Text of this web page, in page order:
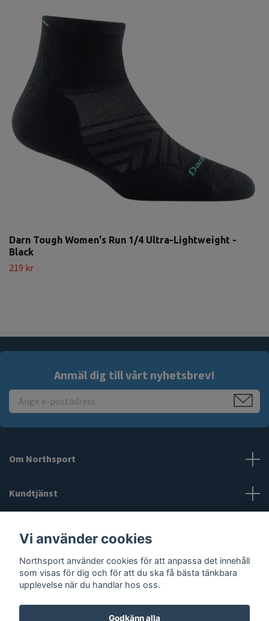
Darn Tough Women's Run 1/4 Ultra-Lightweight -
Black
219 kr
Anmäl dig till vårt nyhetsbrev!
Om Northsport
Kundtjänst
Sociala medier
Vi använder cookies
Northsport använder cookies för att anpassa det innehåll
som visas för dig och för att du ska få bästa tänkbara
upplevelse när du handlar hos oss.
Godkänn alla